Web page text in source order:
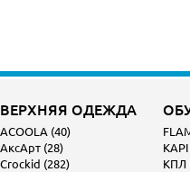
ВЕРХНЯЯ ОДЕЖДА
ACOOLA (40)
АксАрт (28)
Crockid (282)
КПЛ